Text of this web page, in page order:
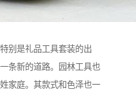
别是礼品工具套装的出
条新的道路。园林工具也
家庭。其款式和色泽也一